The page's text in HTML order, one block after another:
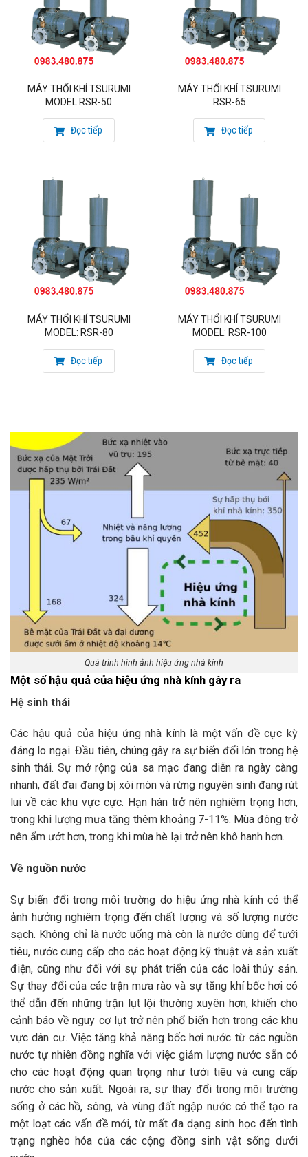
MÁY THỔI KHÍ TSURUMI
MODEL RSR-50
Đọc tiếp
MÁY THỔI KHÍ TSURUMI
RSR-65
Đọc tiếp
MÁY THỔI KHÍ TSURUMI
MODEL: RSR-80
Đọc tiếp
MÁY THỔI KHÍ TSURUMI
MODEL: RSR-100
Đọc tiếp
Quá trình hình ảnh hiệu ứng nhà kính
Một số hậu quả của hiệu ứng nhà kính gây ra
Hệ sinh thái
Các hậu quả của hiệu ứng nhà kính là một vấn đề cực kỳ
đáng lo ngại. Đầu tiên, chúng gây ra sự biến đổi lớn trong hệ
sinh thái. Sự mở rộng của sa mạc đang diễn ra ngày càng
nhanh, đất đai đang bị xói mòn và rừng nguyên sinh đang rút
lui về các khu vực cực. Hạn hán trở nên nghiêm trọng hơn,
trong khi lượng mưa tăng thêm khoảng 7-11%. Mùa đông trở
nên ẩm ướt hơn, trong khi mùa hè lại trở nên khô hanh hơn.
Về nguồn nước
Sự biến đổi trong môi trường do hiệu ứng nhà kính có thể
ảnh hưởng nghiêm trọng đến chất lượng và số lượng nước
sạch. Không chỉ là nước uống mà còn là nước dùng để tưới
tiêu, nước cung cấp cho các hoạt động kỹ thuật và sản xuất
điện, cũng như đối với sự phát triển của các loài thủy sản.
Sự thay đổi của các trận mưa rào và sự tăng khí bốc hơi có
thể dẫn đến những trận lụt lội thường xuyên hơn, khiến cho
cảnh báo về nguy cơ lụt trở nên phổ biến hơn trong các khu
vực dân cư. Việc tăng khả năng bốc hơi nước từ các nguồn
nước tự nhiên đồng nghĩa với việc giảm lượng nước sẵn có
cho các hoạt động quan trọng như tưới tiêu và cung cấp
nước cho sản xuất. Ngoài ra, sự thay đổi trong môi trường
sống ở các hồ, sông, và vùng đất ngập nước có thể tạo ra
một loạt các vấn đề mới, từ mất đa dạng sinh học đến tình
trạng nghèo hóa của các cộng đồng sinh vật sống dưới